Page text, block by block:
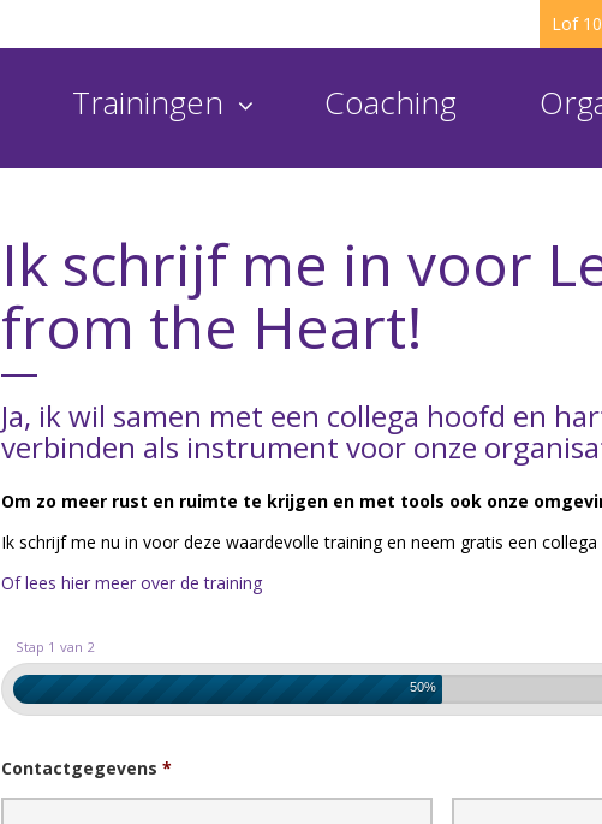
Lof
Trainingen Coaching
Ik schrijf me in voor
from the Heart!
Ja, ik wil samen met een collega hoofd en
verbinden als instrument voor onze
Om zo meer rust en ruimte te krijgen en met tools ook onze
Ik schrijf me nu in voor deze waardevolle training en neem gratis een
Of lees hier meer over de training
Stap 1 van 2
50%
Contactgegevens *